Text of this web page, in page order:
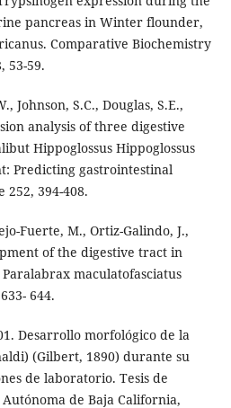
pancreas in Winter flounder,
Comparative Biochemistry
53-59.
Johnson, S.C., Douglas, S.E.,
analysis of three digestive
Hippoglossus Hippoglossus
Predicting gastrointestinal
394-408.
Fuerte, M., Ortiz-Galindo, J.,
of the digestive tract in
maculatofasciatus
644.
Desarrollo morfológico de la
(Gilbert, 1890) durante su
de laboratorio. Tesis de
de Baja California,